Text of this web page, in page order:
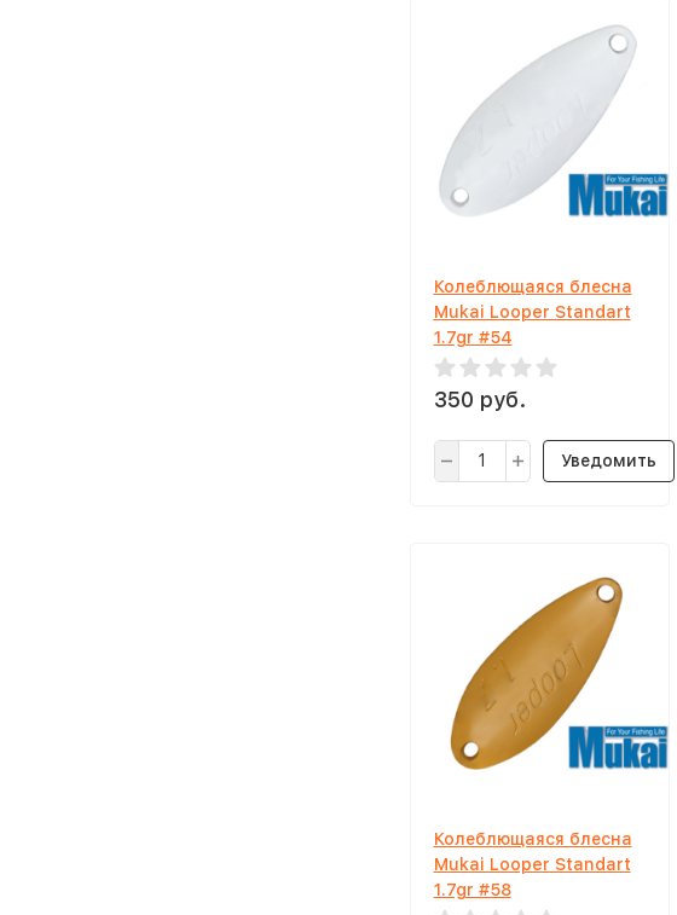
Колеблющаяся блесна
Mukai Looper Standart
1.7gr #54
350 руб.
Уведомить
Колеблющаяся блесна
Mukai Looper Standart
1.7gr #58